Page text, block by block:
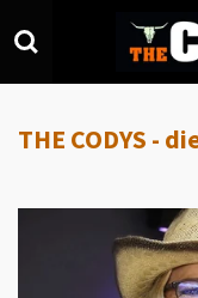
Zum
Hauptinhalt
springen
THE CODYS -